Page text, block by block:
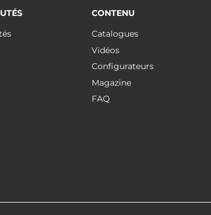
CONTENU
Catalogues
Vidéos
Configurateurs
Magazine
FAQ